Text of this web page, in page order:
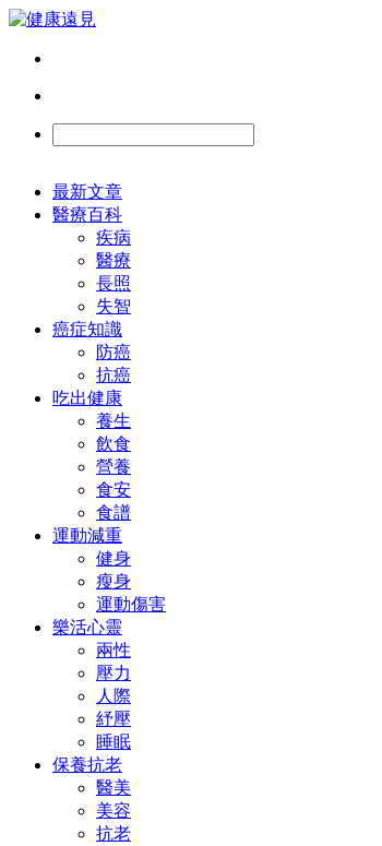
最新文章
醫療百科
疾病
醫療
長照
失智
癌症知識
防癌
抗癌
吃出健康
養生
飲食
營養
食安
食譜
運動減重
健身
瘦身
運動傷害
樂活心靈
兩性
壓力
人際
紓壓
睡眠
保養抗老
醫美
美容
抗老